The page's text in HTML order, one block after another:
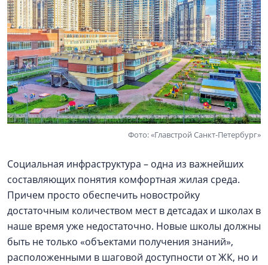
Фото: «Главстрой Санкт-Петербург»
Социальная инфраструктура – одна из важнейших
составляющих понятия комфортная жилая среда.
Причем просто обеспечить новостройку
достаточным количеством мест в детсадах и школах в
наше время уже недостаточно. Новые школы должны
быть не только «объектами получения знаний»,
расположенными в шаговой доступности от ЖК, но и